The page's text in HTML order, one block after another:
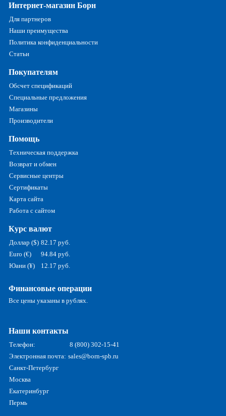
Интернет-магазин Борн
Для партнеров
Наши преимущества
Политика конфиденциальности
Статьи
Покупателям
Обсчет спецификаций
Специальные предложения
Магазины
Производители
Помощь
Техническая поддержка
Возврат и обмен
Сервисные центры
Сертификаты
Карта сайта
Работа с сайтом
Курс валют
Доллар ($) 82.17 руб.
Euro (€)
94.84 руб.
Юани (¥)
12.17 руб.
Финансовые операции
Все цены указаны в рублях.
Наши контакты
Телефон:
8 (800) 302-15-41
Электронная почта: sales@born-spb.ru
Санкт-Петербург
Москва
Екатеринбург
Пермь